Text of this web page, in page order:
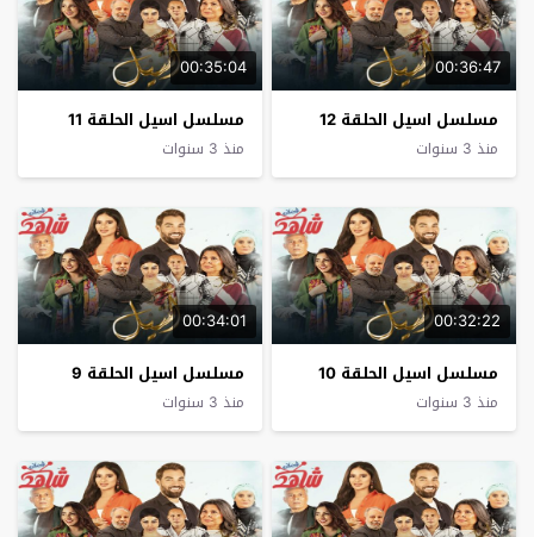
00:36:47
مسلسل اسيل الحلقة 12
منذ 3 سنوات
00:35:04
مسلسل اسيل الحلقة 11
منذ 3 سنوات
00:32:22
مسلسل اسيل الحلقة 10
منذ 3 سنوات
00:34:01
مسلسل اسيل الحلقة 9
منذ 3 سنوات